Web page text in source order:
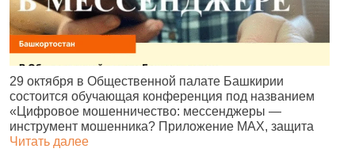
29 октября в Общественной палате Башкирии
состоится обучающая конференция под названием
«Цифровое мошенничество: мессенджеры —
инструмент мошенника? Приложение MAX, защита
Читать далее